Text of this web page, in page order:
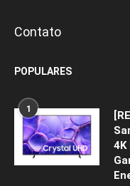
Contato
POPULARES
1
4K